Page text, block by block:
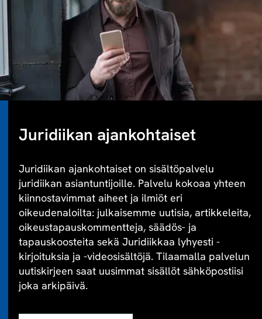
Juridiikan ajankohtaiset
Juridiikan ajankohtaiset on sisältöpalvelu
juridiikan asiantuntijoille. Palvelu kokoaa yhteen
kiinnostavimmat aiheet ja ilmiöt eri
oikeudenaloilta: julkaisemme uutisia, artikkeleita,
oikeustapauskommentteja, säädös- ja
tapauskoosteita sekä Juridiikkaa lyhyesti -
kirjoituksia ja -videosisältöjä. Tilaamalla palvelun
uutiskirjeen saat uusimmat sisällöt sähköpostiisi
joka arkipäivä.